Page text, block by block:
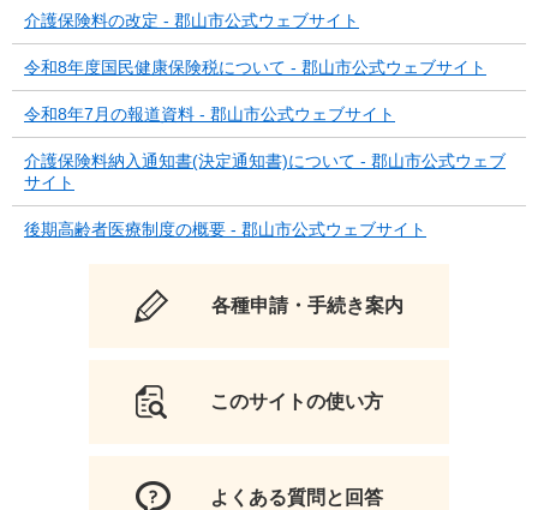
介護保険料の改定 - 郡山市公式ウェブサイト
令和8年度国民健康保険税について - 郡山市公式ウェブサイト
令和8年7月の報道資料 - 郡山市公式ウェブサイト
介護保険料納入通知書(決定通知書)について - 郡山市公式ウェブ
サイト
後期高齢者医療制度の概要 - 郡山市公式ウェブサイト
各種申請・手続き案内
このサイトの使い方
よくある質問と回答